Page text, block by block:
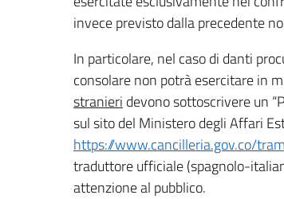
invece previsto dalla precedente
In particolare, nel caso di danti
consolare non potrà esercitare in
stranieri devono sottoscrivere un
sul sito del Ministero degli Affari
https://www.cancilleria.gov.co/
traduttore ufficiale (spagnolo-
attenzione al pubblico.